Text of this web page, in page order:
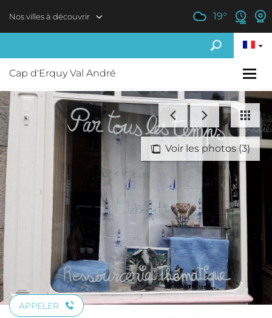
Nos villes à découvrir 19°
Cap d'Erquy Val André
Voir les photos (3)
APPELER